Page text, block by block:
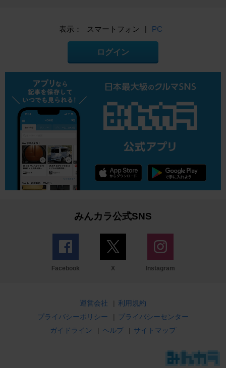
表示： スマートフォン | PC
ログイン
みんカラ公式SNS
Facebook X Instagram
運営会社 | 利用規約
プライバシーポリシー
| プライバシーセンター
ガイドライン
| ヘルプ | サイトマップ